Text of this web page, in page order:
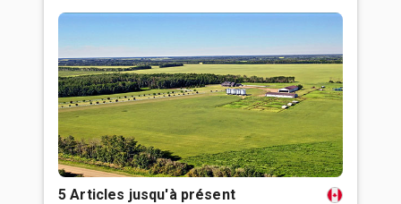
5 Articles jusqu'à présent